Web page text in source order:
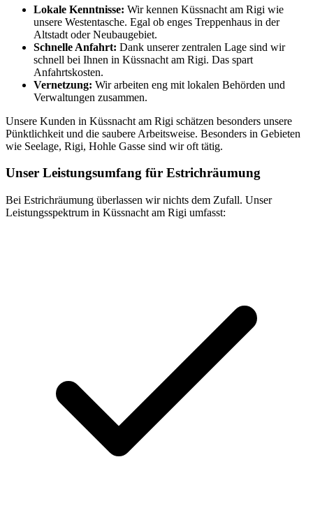
Lokale Kenntnisse: Wir kennen Küssnacht am Rigi wie
unsere Westentasche. Egal ob enges Treppenhaus in der
Altstadt oder Neubaugebiet.
Schnelle Anfahrt: Dank unserer zentralen Lage sind wir
schnell bei Ihnen in Küssnacht am Rigi. Das spart
Anfahrtskosten.
Vernetzung: Wir arbeiten eng mit lokalen Behörden und
Verwaltungen zusammen.
Unsere Kunden in Küssnacht am Rigi schätzen besonders unsere
Pünktlichkeit und die saubere Arbeitsweise. Besonders in Gebieten
wie Seelage, Rigi, Hohle Gasse sind wir oft tätig.
Unser Leistungsumfang für Estrichräumung
Bei Estrichräumung überlassen wir nichts dem Zufall. Unser
Leistungsspektrum in Küssnacht am Rigi umfasst: